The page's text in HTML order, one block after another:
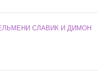
СЛАВИК И ДИМОН